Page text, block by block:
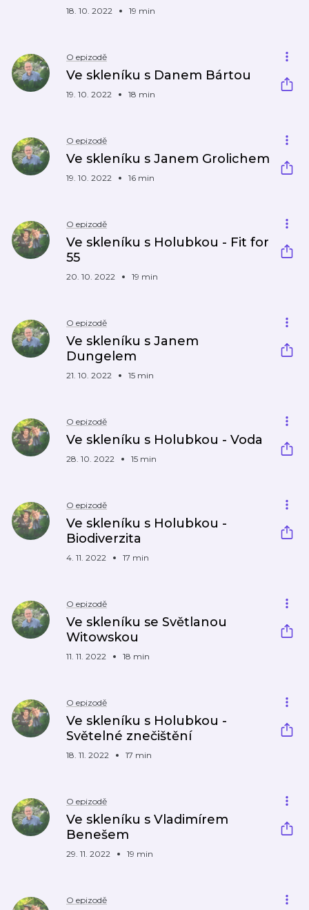
18. 10. 2022 19 min
O epizodě
Ve skleníku s Danem Bártou
19. 10. 2022 18 min
O epizodě
Ve skleníku s Janem Grolichem
19. 10. 2022 16 min
O epizodě
Ve skleníku s Holubkou - Fit for
55
20. 10. 2022 19 min
O epizodě
Ve skleníku s Janem
Dungelem
21. 10. 2022 15 min
O epizodě
Ve skleníku s Holubkou - Voda
28. 10. 2022 15 min
O epizodě
Ve skleníku s Holubkou -
Biodiverzita
4. 11. 2022 17 min
O epizodě
Ve skleníku se Světlanou
Witowskou
11. 11. 2022 18 min
O epizodě
Ve skleníku s Holubkou -
Světelné znečištění
18. 11. 2022 17 min
O epizodě
Ve skleníku s Vladimírem
Benešem
29. 11. 2022 19 min
O epizodě